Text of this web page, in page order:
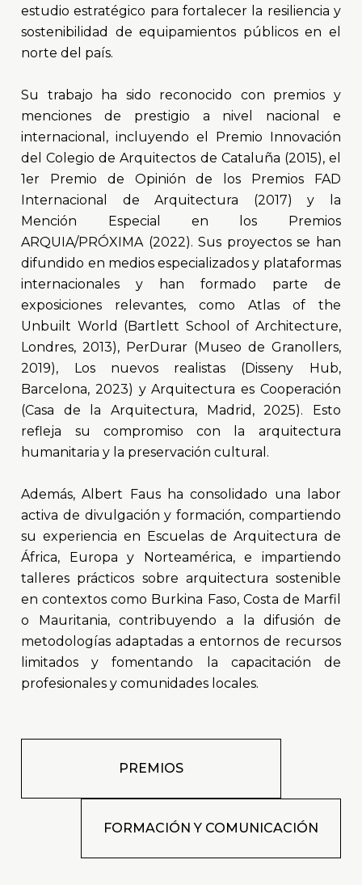
estudio estratégico para fortalecer la resiliencia y
sostenibilidad de equipamientos públicos en el
norte del país.
Su trabajo ha sido reconocido con premios y
menciones de prestigio a nivel nacional e
internacional, incluyendo el Premio Innovación
del Colegio de Arquitectos de Cataluña (2015), el
1er Premio de Opinión de los Premios FAD
Internacional de Arquitectura (2017) y la
Mención Especial en los Premios
ARQUIA/PRÓXIMA (2022). Sus proyectos se han
difundido en medios especializados y plataformas
internacionales y han formado parte de
exposiciones relevantes, como Atlas of the
Unbuilt World (Bartlett School of Architecture,
Londres, 2013), PerDurar (Museo de Granollers,
2019), Los nuevos realistas (Disseny Hub,
Barcelona, 2023) y Arquitectura es Cooperación
(Casa de la Arquitectura, Madrid, 2025). Esto
refleja su compromiso con la arquitectura
humanitaria y la preservación cultural.
Además, Albert Faus ha consolidado una labor
activa de divulgación y formación, compartiendo
su experiencia en Escuelas de Arquitectura de
África, Europa y Norteamérica, e impartiendo
talleres prácticos sobre arquitectura sostenible
en contextos como Burkina Faso, Costa de Marfil
o Mauritania, contribuyendo a la difusión de
metodologías adaptadas a entornos de recursos
limitados y fomentando la capacitación de
profesionales y comunidades locales.
PREMIOS
FORMACIÓN Y COMUNICACIÓN